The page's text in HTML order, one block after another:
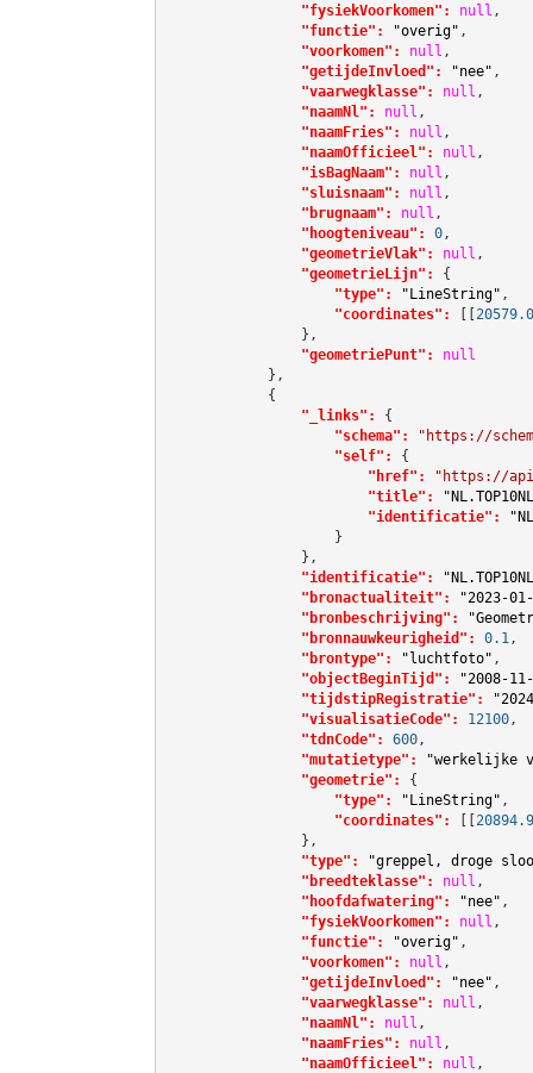
"fysiekVoorkomen":
null ,
"functie":
"overig" ,
"voorkomen":
null ,
"getijdeInvloed":
"nee" ,
"vaarwegklasse":
null ,
"naamNl":
null ,
"naamFries":
null ,
"naamOfficieel":
null ,
"isBagNaam":
null ,
"sluisnaam":
null ,
"brugnaam":
null ,
"hoogteniveau":
0,
"geometrieVlak":
null ,
"geometrieLijn":
{
"type":
"LineString" ,
"coordinates":
[[
                },
"geometriePunt":
null
            },
            {
"_links":
{
"schema":
"https://
"self":
{
"href":
"https://
"title":
"identificatie":
                    }
                },
"identificatie":
"bronactualiteit":
"2023-
"bronbeschrijving":
"bronnauwkeurigheid":
0.1 ,
"brontype":
"luchtfoto" ,
"objectBeginTijd":
"2008-
"tijdstipRegistratie":
"visualisatieCode":
12100,
"tdnCode":
600,
"mutatietype":
"werkelijke
"geometrie":
{
"type":
"LineString" ,
"coordinates":
[[
                },
"type":
"greppel, droge
"breedteklasse":
null ,
"hoofdafwatering":
"nee" ,
"fysiekVoorkomen":
null ,
"functie":
"overig" ,
"voorkomen":
null ,
"getijdeInvloed":
"nee" ,
"vaarwegklasse":
null ,
"naamNl":
null ,
"naamFries":
null ,
"naamOfficieel":
null ,